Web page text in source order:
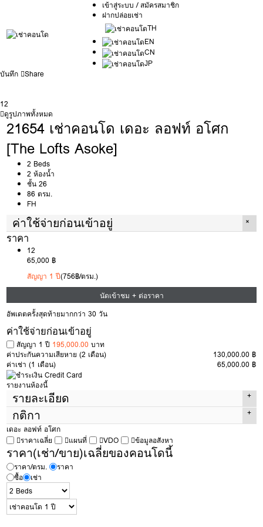
เข้าสู่ระบบ / สมัครสมาชิก
ฝากปล่อยเช่า
TH
EN
CN
JP
บันทึก Share
12
ดูรูปภาพทั้งหมด
21654 เช่าคอนโด เดอะ ลอฟท์ อโศก
[The Lofts Asoke]
2 Beds
2 ห้องน้ำ
ชั้น 26
86 ตรม.
FH
ค่าใช้จ่ายก่อนเข้าอยู่
ราคา
12
65,000 ฿
สัญญา 1 ปี(756฿/ตรม.)
นัดเข้าชม + ต่อราคา
อัพเดตครั้งสุดท้ายมากกว่า 30 วัน
ค่าใช้จ่ายก่อนเข้าอยู่
สัญญา 1 ปี 195,000.00 บาท
ค่าประกันความเสียหาย(2 เดือน)
130,000.00 ฿
ค่าเช่า(1 เดือน)
65,000.00 ฿
รายงานห้องนี้
รายละเอียด
ประเภทห้อง
2 Beds
พื้นที่
ตึก
ชั้น
ห้องนอน
ห้องน้ำ
ประเภทห้อง
กติกา
กติกาในการเข้าชมห้องเพื่อเช่าของ Condothai
มีค่าเปิดห้อง 300 บาทหากถูกใจและทำสัญญาค่าเปิดห้องนี้จะนำไปหักจากค่า
ใช้จ่ายได้เต็มจำนวน แต่หากไม่ถูกใจ 300 บาทนี้จะเป็นค่าดำเนินการในการ
เปิดห้องครับ
หากภาพใน
https://www.condothai.co.th
Condothai ยินดีคืนเงินเต็มจำนวน
เดอะ ลอฟท์ อโศก
ราคาเฉลี่ย
แผนที่ VDO ข้อมูลอสังหา
ราคา(เช่า/ขาย)เฉลี่ยของคอนโดนี้
ราคา/ตรม.
ราคา
ซื้อ
เช่า